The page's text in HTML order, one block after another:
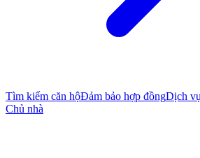
Tìm kiếm căn hộĐảm bảo hợp đồngDịch
Chủ nhà